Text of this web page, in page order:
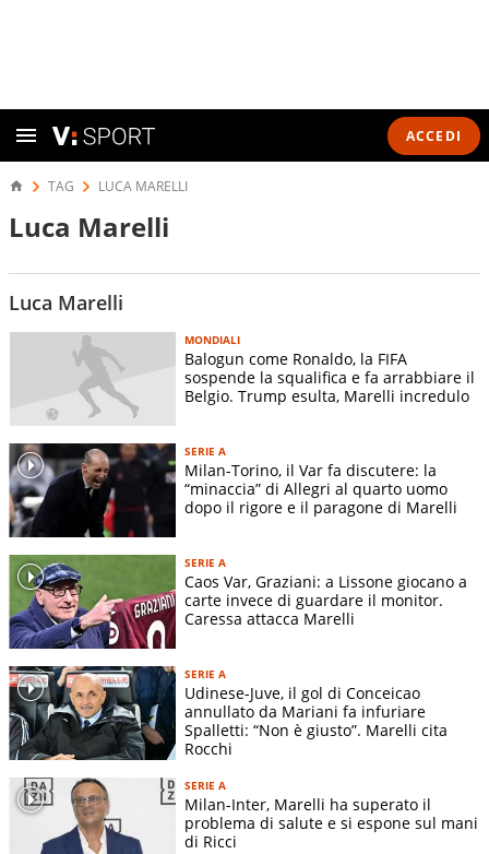
ACCEDI
TAG LUCA MARELLI
Luca Marelli
Luca Marelli
MONDIALI
Balogun come Ronaldo, la FIFA
sospende la squalifica e fa arrabbiare il
Belgio. Trump esulta, Marelli incredulo
SERIE A
Milan-Torino, il Var fa discutere: la
“minaccia” di Allegri al quarto uomo
dopo il rigore e il paragone di Marelli
SERIE A
Caos Var, Graziani: a Lissone giocano a
carte invece di guardare il monitor.
Caressa attacca Marelli
SERIE A
Udinese-Juve, il gol di Conceicao
annullato da Mariani fa infuriare
Spalletti: “Non è giusto”. Marelli cita
Rocchi
SERIE A
Milan-Inter, Marelli ha superato il
problema di salute e si espone sul mani
di Ricci